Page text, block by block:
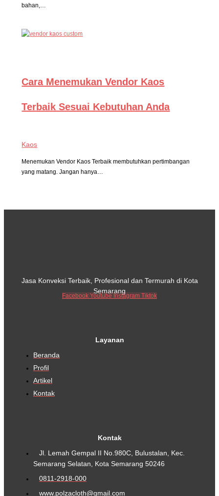
bahan,…
Cara Menemukan Vendor Kaos
Terbaik Sesuai Kebutuhan Anda
Kaos
Menemukan Vendor Kaos Terbaik membutuhkan pertimbangan
yang matang. Jangan hanya…
Jasa Konveksi Terbaik, Profesional dan Termurah di Kota
Semarang
Facebook Youtube Instagram Tiktok
Layanan
Beranda
Profil
Artikel
Kontak
Kontak
Jl. Lemah Gempal II No.980C, Bulustalan, Kec.
Semarang Selatan, Kota Semarang 50246
0811-2918-000
www.polzacloth@gmail.com